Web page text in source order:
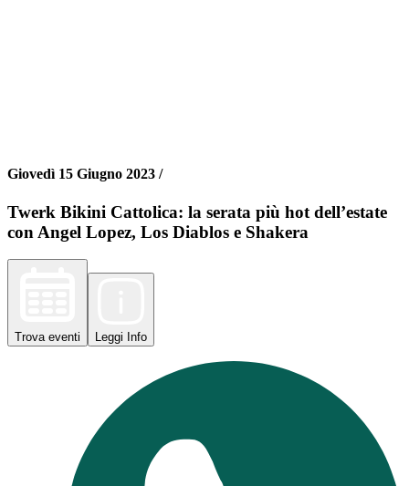
Giovedì 15 Giugno 2023 /
Twerk Bikini Cattolica: la serata più hot dell’estate
con Angel Lopez, Los Diablos e Shakera
Trova eventi Leggi Info